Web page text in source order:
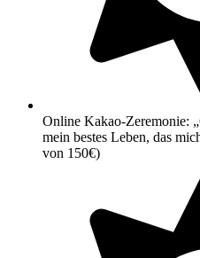
Online Kakao-Zeremonie:
mein bestes Leben, das
von 150€)